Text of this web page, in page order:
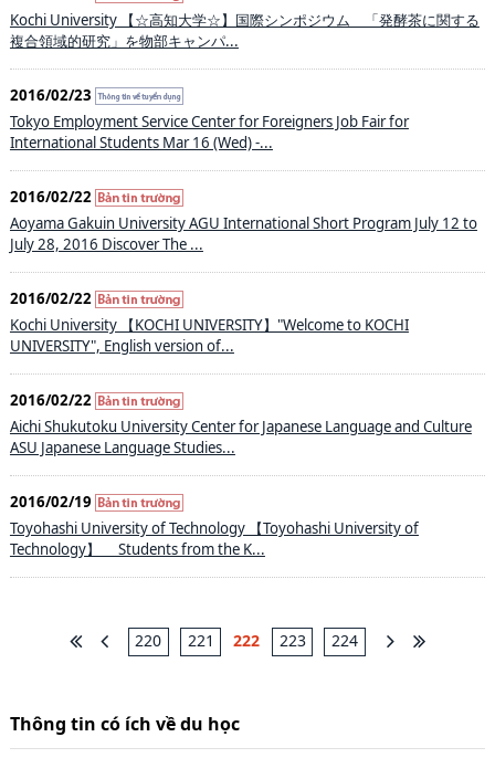
Kochi University 【☆高知大学☆】国際シンポジウム 「発酵茶に関する
複合領域的研究」を物部キャンパ...
2016/02/23
Tokyo Employment Service Center for Foreigners Job Fair for
International Students Mar 16 (Wed) -...
2016/02/22
Aoyama Gakuin University AGU International Short Program July 12 to
July 28, 2016 Discover The ...
2016/02/22
Kochi University 【KOCHI UNIVERSITY】"Welcome to KOCHI
UNIVERSITY", English version of...
2016/02/22
Aichi Shukutoku University Center for Japanese Language and Culture
ASU Japanese Language Studies...
2016/02/19
Toyohashi University of Technology 【Toyohashi University of
Technology】 Students from the K...
220 221 222 223 224
Thông tin có ích về du học